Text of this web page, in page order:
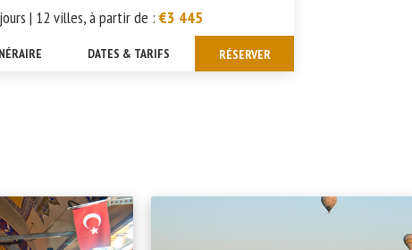
Après les avoir explorés, nous nous rendrons
les terres pour d&eac...
| 12 villes, à partir de :€3 445
DATES & TARIFS RÉSERVER